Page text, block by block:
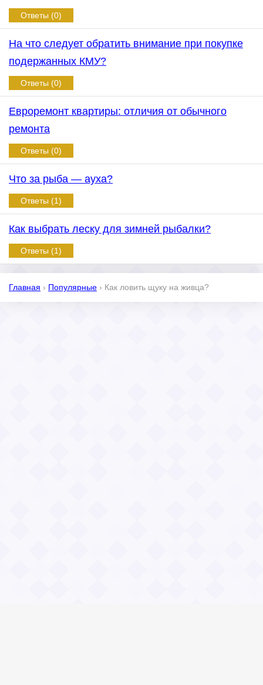
Ответы (0)
На что следует обратить внимание при покупке
подержанных КМУ?
Ответы (0)
Евроремонт квартиры: отличия от обычного
ремонта
Ответы (0)
Что за рыба — ауха?
Ответы (1)
Как выбрать леску для зимней рыбалки?
Ответы (1)
Главная › Популярные › Как ловить щуку на живца?